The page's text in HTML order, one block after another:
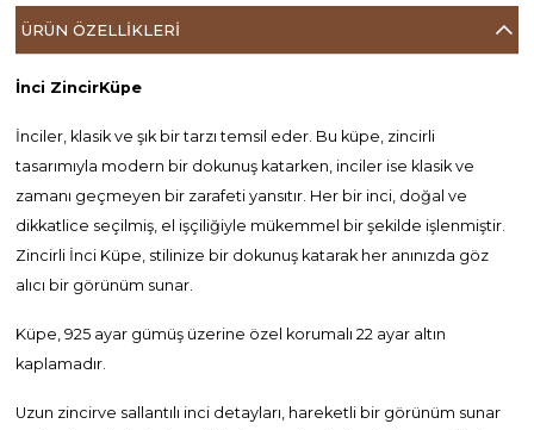
ÜRÜN ÖZELLIKLERI
İnci ZincirKüpe
İnciler, klasik ve şık bir tarzı temsil eder. Bu küpe, zincirli
tasarımıyla modern bir dokunuş katarken, inciler ise klasik ve
zamanı geçmeyen bir zarafeti yansıtır. Her bir inci, doğal ve
dikkatlice seçilmiş, el işçiliğiyle mükemmel bir şekilde işlenmiştir.
Zincirli İnci Küpe, stilinize bir dokunuş katarak her anınızda göz
alıcı bir görünüm sunar.
Küpe, 925 ayar gümüş üzerine özel korumalı 22 ayar altın
kaplamadır.
Uzun zincirve sallantılı inci detayları, hareketli bir görünüm sunar